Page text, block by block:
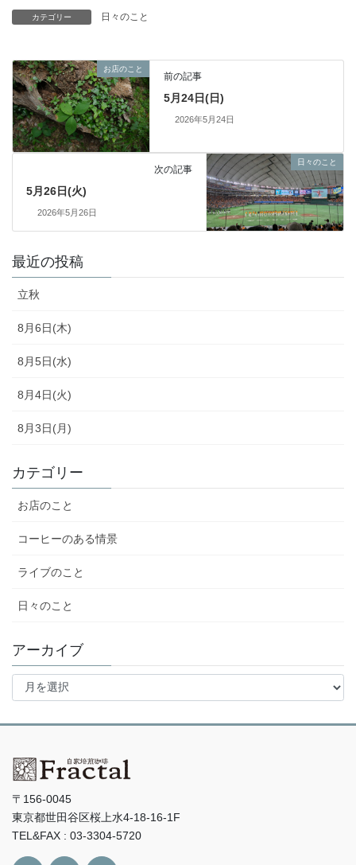
カテゴリー 日々のこと
お店のこと
前の記事
5月24日(日)
2026年5月24日
日々のこと
次の記事
5月26日(火)
2026年5月26日
最近の投稿
立秋
8月6日(木)
8月5日(水)
8月4日(火)
8月3日(月)
カテゴリー
お店のこと
コーヒーのある情景
ライブのこと
日々のこと
アーカイブ
ア
イ
〒156-0045
東京都世田谷区桜上水4-18-16-1F
TEL&FAX : 03-3304-5720